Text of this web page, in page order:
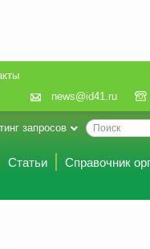
news@id41.ru
запросов
Статьи
Справочник